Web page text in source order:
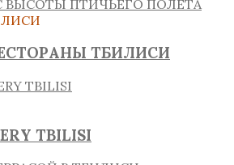
ТБИЛИСИ
TBILISI